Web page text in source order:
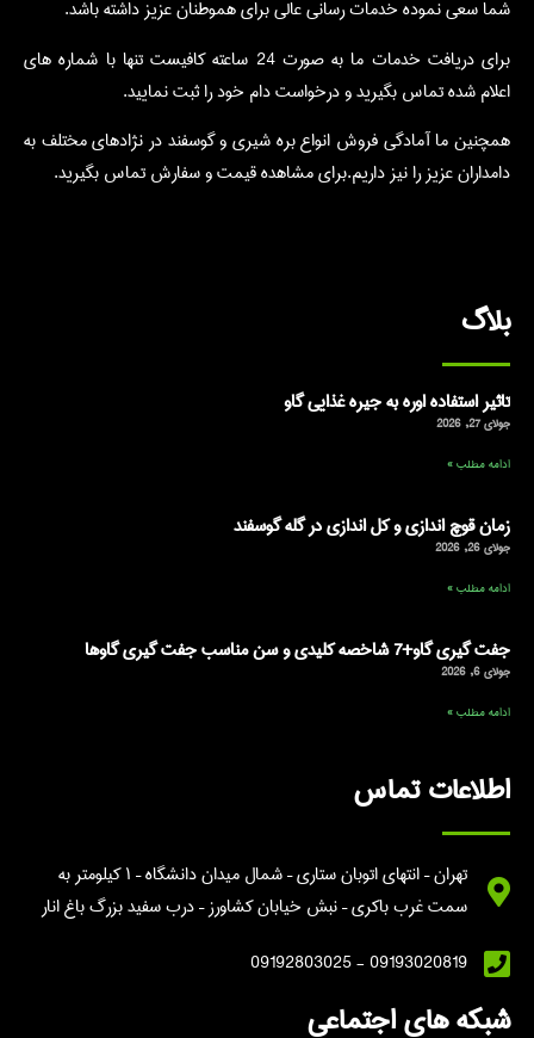
شما سعی نموده خدمات رسانی عالی برای هموطنان عزیز داشته باشد.
برای دریافت خدمات ما به صورت 24 ساعته کافیست تنها با شماره های
اعلام شده تماس بگیرید و درخواست دام خود را ثبت نمایید.
همچنین ما آمادگی فروش انواع بره شیری و گوسفند در نژادهای مختلف به
دامداران عزیز را نیز داریم.برای مشاهده قیمت و سفارش تماس بگیرید.
بلاگ
تاثیر استفاده اوره به جیره غذایی گاو
جولای 27, 2026
ادامه مطلب »
زمان قوچ اندازی و کل اندازی در گله گوسفند
جولای 26, 2026
ادامه مطلب »
جفت گیری گاو+7 شاخصه کلیدی و سن مناسب جفت گیری گاوها
جولای 6, 2026
ادامه مطلب »
اطلاعات تماس
تهران – انتهای اتوبان ستاری – شمال میدان دانشگاه – ۱ کیلومتر به
سمت غرب باکری – نبش خیابان کشاورز – درب سفید بزرگ باغ انار
09193020819 - 09192803025
شبکه های اجتماعی